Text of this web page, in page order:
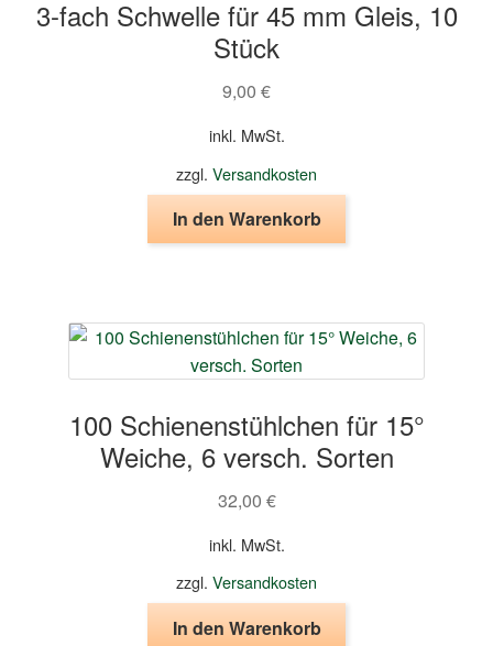
3-fach Schwelle für 45 mm Gleis, 10
Stück
9,00 €
inkl. MwSt.
zzgl. Versandkosten
In den Warenkorb
100 Schienenstühlchen für 15°
Weiche, 6 versch. Sorten
32,00 €
inkl. MwSt.
zzgl. Versandkosten
In den Warenkorb